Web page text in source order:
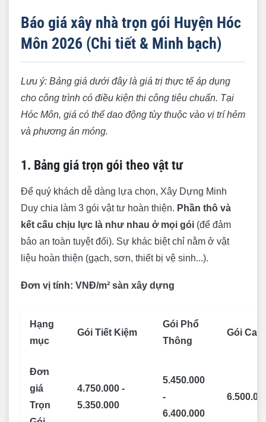
Báo giá xây nhà trọn gói Huyện Hóc
Môn 2026 (Chi tiết & Minh bạch)
Lưu ý: Bảng giá dưới đây là giá trị thực tế áp dụng
cho công trình có điều kiện thi công tiêu chuẩn. Tại
Hóc Môn, giá có thể dao động tùy thuộc vào vị trí hẻm
và phương án móng.
1. Bảng giá trọn gói theo vật tư
Để quý khách dễ dàng lựa chọn, Xây Dựng Minh
Duy chia làm 3 gói vật tư hoàn thiện. Phần thô và
kết cấu chịu lực là như nhau ở mọi gói (để đảm
bảo an toàn tuyệt đối). Sự khác biệt chỉ nằm ở vật
liệu hoàn thiện (gạch, sơn, thiết bị vệ sinh...).
Đơn vị tính: VNĐ/m² sàn xây dựng
Hạng
mục
Gói Tiết Kiệm
Gói Phổ
Thông
Gói Cao
Đơn
giá
Trọn
4.750.000 -
5.350.000
5.450.000
-
6.400.000